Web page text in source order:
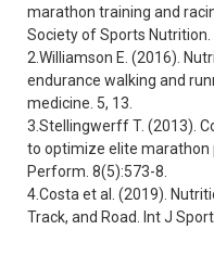
marathon training and
Society of Sports Nutrition.
2.Williamson E. (2016).
endurance walking and
medicine. 5, 13.
3.Stellingwerff T. (2013).
to optimize elite marathon
Perform. 8(5):573-8.
4.Costa et al. (2019).
Track, and Road. Int J